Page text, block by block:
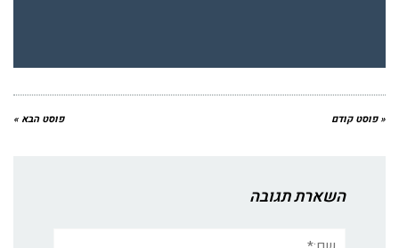
« פוסט קודם פוסט הבא »
השארת תגובה